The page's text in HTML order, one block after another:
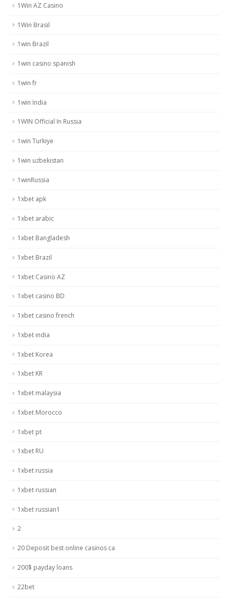
1Win AZ Casino
1Win Brasil
1win Brazil
1win casino spanish
1win fr
1win India
1WIN Official In Russia
1win Turkiye
1win uzbekistan
1winRussia
1xbet apk
1xbet arabic
1xbet Bangladesh
1xbet Brazil
1xbet Casino AZ
1xbet casino BD
1xbet casino french
1xbet india
1xbet Korea
1xbet KR
1xbet malaysia
1xbet Morocco
1xbet pt
1xbet RU
1xbet russia
1xbet russian
1xbet russian1
2
20 Deposit best online casinos ca
200$ payday loans
22bet